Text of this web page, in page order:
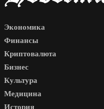
Экономика
Финансы
Криптовалюта
Бизнес
Культура
Медицина
История